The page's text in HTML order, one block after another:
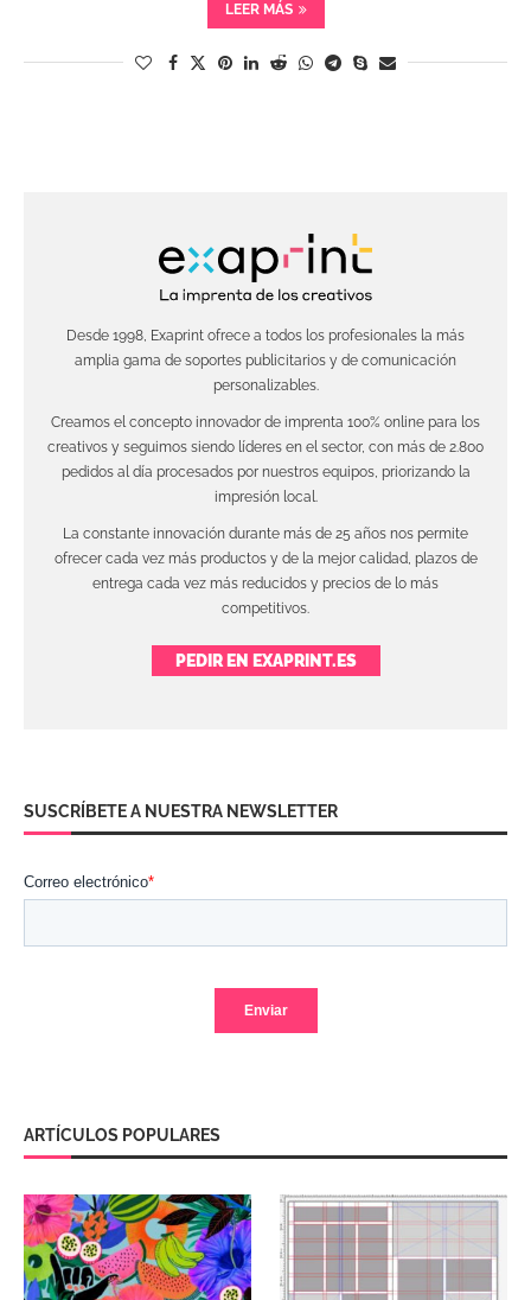
LEER MÁS
Desde 1998, Exaprint ofrece a todos los profesionales la más
amplia gama de soportes publicitarios y de comunicación
personalizables.
Creamos el concepto innovador de imprenta 100% online para los
creativos y seguimos siendo líderes en el sector, con más de 2.800
pedidos al día procesados por nuestros equipos, priorizando la
impresión local.
La constante innovación durante más de 25 años nos permite
ofrecer cada vez más productos y de la mejor calidad, plazos de
entrega cada vez más reducidos y precios de lo más
competitivos.
PEDIR EN EXAPRINT.ES
SUSCRÍBETE A NUESTRA NEWSLETTER
ARTÍCULOS POPULARES